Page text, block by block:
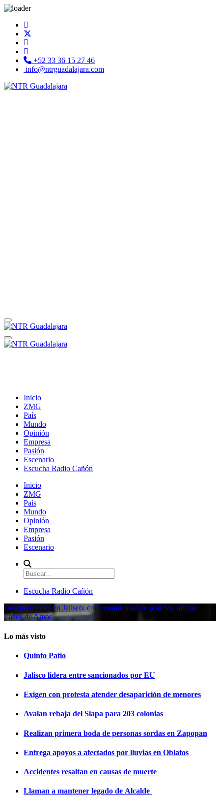
+52 33 36 15 27 46
info@ntrguadalajara.com
Inicio
ZMG
País
Mundo
Opinión
Empresa
Pasión
Escenario
Escucha Radio Cañón
Inicio
ZMG
País
Mundo
Opinión
Empresa
Pasión
Escenario
Escucha Radio Cañón
Desapariciones en Jalisco, con complicidad de policías, afirma
Lazos de Amor
Lo más visto
Quinto Patio
Jalisco lidera entre sancionados por EU
Exigen con protesta atender desaparición de menores
Avalan rebaja del Siapa para 203 colonias
Realizan primera boda de personas sordas en Zapopan
Entrega apoyos a afectados por lluvias en Oblatos
Accidentes resaltan en causas de muerte
Llaman a mantener legado de Alcalde